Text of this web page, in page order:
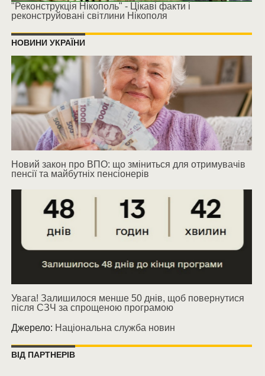
"Реконструкція Нікополь" - Цікаві факти і
реконструйовані світлини Нікополя
НОВИНИ УКРАЇНИ
Новий закон про ВПО: що зміниться для отримувачів
пенсії та майбутніх пенсіонерів
Увага! Залишилося менше 50 днів, щоб повернутися
після СЗЧ за спрощеною програмою
Джерело: Національна служба новин
ВІД ПАРТНЕРІВ